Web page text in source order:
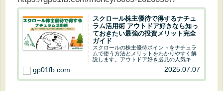
スクロール株主優待で得するナチュ
ラム活用術 アウトドア好きなら知っ
ておきたい最強の投資メリット完全
ガイド
スクロールの株主優待ポイントをナチュラ
ムで使う方法とメリットをわかりやすく解
説します。アウトドア好き必見の人気キャ
ンプ用品や釣り具が優待でお得に手に入
り、長期保有でポイントがどんどん増える
用例まで詳しく知りたい方に最適な完全ガ
2025.07.07